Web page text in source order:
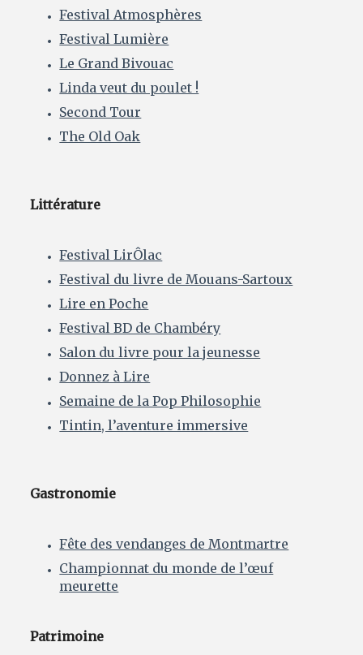
Festival Atmosphères
Festival Lumière
Le Grand Bivouac
Linda veut du poulet !
Second Tour
The Old Oak
Littérature
Festival LirÔlac
Festival du livre de Mouans-Sartoux
Lire en Poche
Festival BD de Chambéry
Salon du livre pour la jeunesse
Donnez à Lire
Semaine de la Pop Philosophie
Tintin, l’aventure immersive
Gastronomie
Fête des vendanges de Montmartre
Championnat du monde de l’œuf
meurette
Patrimoine